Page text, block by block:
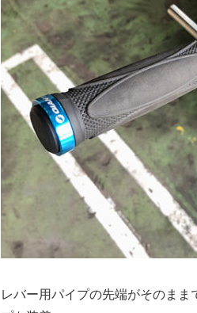
レバー用パイプの先端がそのま